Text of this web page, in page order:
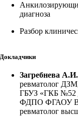
диагноза
Разбор
Докладчики
Загребнева
ревматолог
ГБУЗ «ГКБ №52
ФДПО ФГАОУ
ревматолог